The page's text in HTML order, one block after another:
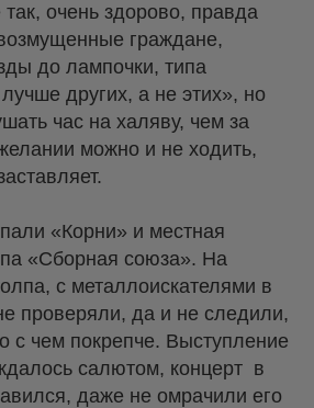
очень здорово, правда
граждане,
до лампочки, типа
других, а не этих», но
час на халяву, чем за
можно и не ходить,
«Корни» и местная
«Сборная союза». На
с металлоискателями в
проверяли, да и не следили,
с чем покрепче. Выступление
салютом, концерт в
даже не омрачили его